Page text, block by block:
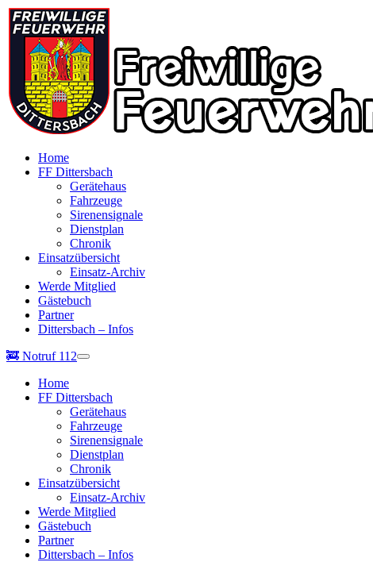
Home
FF Dittersbach
Gerätehaus
Fahrzeuge
Sirenensignale
Dienstplan
Chronik
Einsatzübersicht
Einsatz-Archiv
Werde Mitglied
Gästebuch
Partner
Dittersbach – Infos
🚒 Notruf 112
Home
FF Dittersbach
Gerätehaus
Fahrzeuge
Sirenensignale
Dienstplan
Chronik
Einsatzübersicht
Einsatz-Archiv
Werde Mitglied
Gästebuch
Partner
Dittersbach – Infos